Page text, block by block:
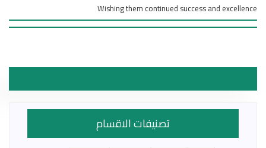
Wishing them continued success and excellence
تصنيفات الاقسام